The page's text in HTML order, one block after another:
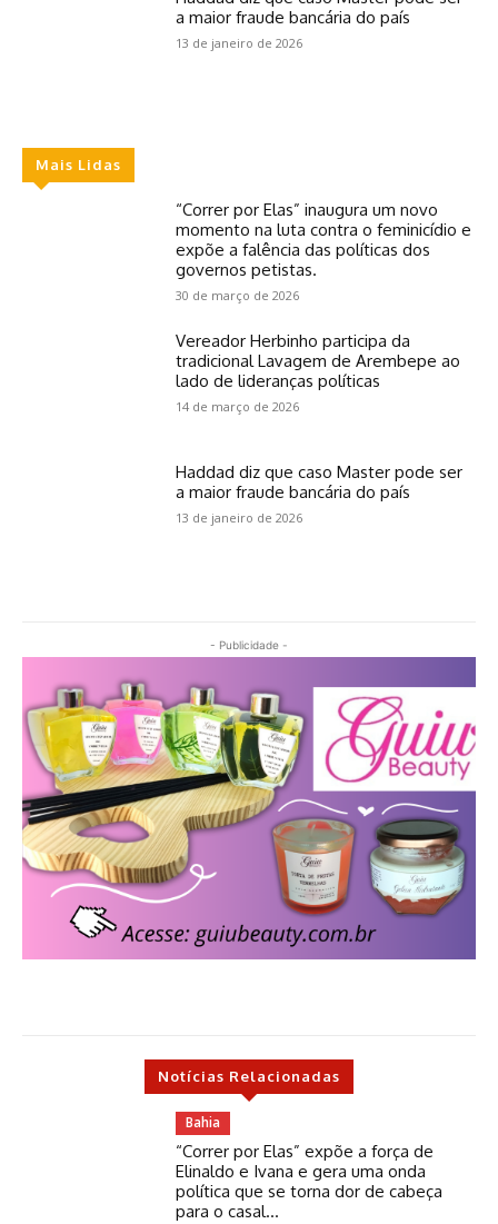
a maior fraude bancária do país
13 de janeiro de 2026
Mais Lidas
“Correr por Elas” inaugura um novo
momento na luta contra o feminicídio e
expõe a falência das políticas dos
governos petistas.
30 de março de 2026
Vereador Herbinho participa da
tradicional Lavagem de Arembepe ao
lado de lideranças políticas
14 de março de 2026
Haddad diz que caso Master pode ser
a maior fraude bancária do país
13 de janeiro de 2026
- Publicidade -
Notícias Relacionadas
Bahia
“Correr por Elas” expõe a força de
Elinaldo e Ivana e gera uma onda
política que se torna dor de cabeça
para o casal...